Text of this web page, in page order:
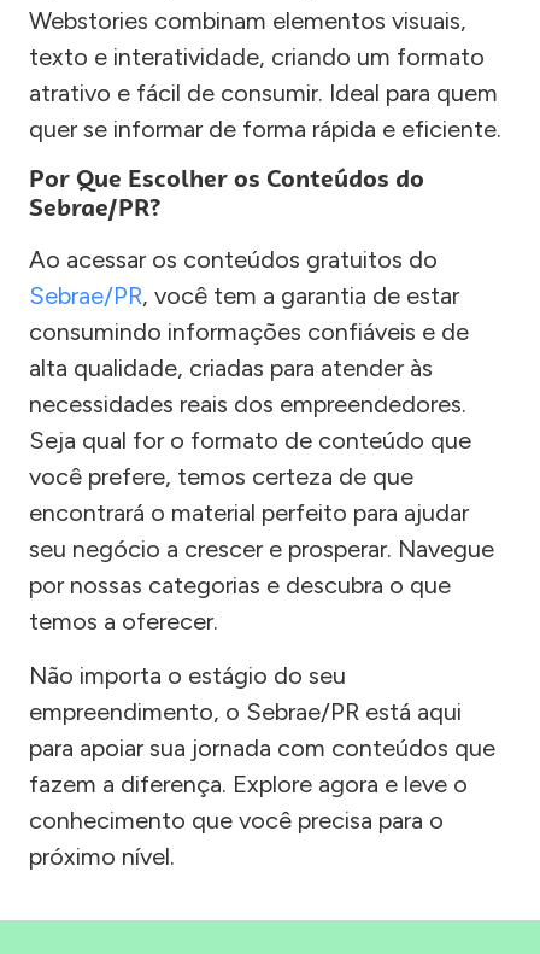
Webstories combinam elementos visuais,
texto e interatividade, criando um formato
atrativo e fácil de consumir. Ideal para quem
quer se informar de forma rápida e eficiente.
Por Que Escolher os Conteúdos do
Sebrae/PR?
Ao acessar os conteúdos gratuitos do
Sebrae/PR, você tem a garantia de estar
consumindo informações confiáveis e de
alta qualidade, criadas para atender às
necessidades reais dos empreendedores.
Seja qual for o formato de conteúdo que
você prefere, temos certeza de que
encontrará o material perfeito para ajudar
seu negócio a crescer e prosperar. Navegue
por nossas categorias e descubra o que
temos a oferecer.
Não importa o estágio do seu
empreendimento, o Sebrae/PR está aqui
para apoiar sua jornada com conteúdos que
fazem a diferença. Explore agora e leve o
conhecimento que você precisa para o
próximo nível.